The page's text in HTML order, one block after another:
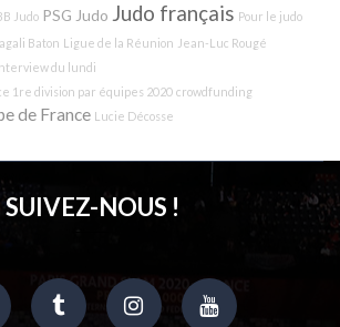
Judo PSG Judo Judo français Pour le judo
Baton Ligue de la Réunion Jean-Luc Rougé
du lundi
1re division par équipes 2020 crowdfunding
de France Lucie Décosse
SUIVEZ-NOUS !